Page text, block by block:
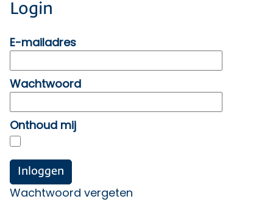
Login
E-mailadres
Wachtwoord
Onthoud mij
Wachtwoord vergeten